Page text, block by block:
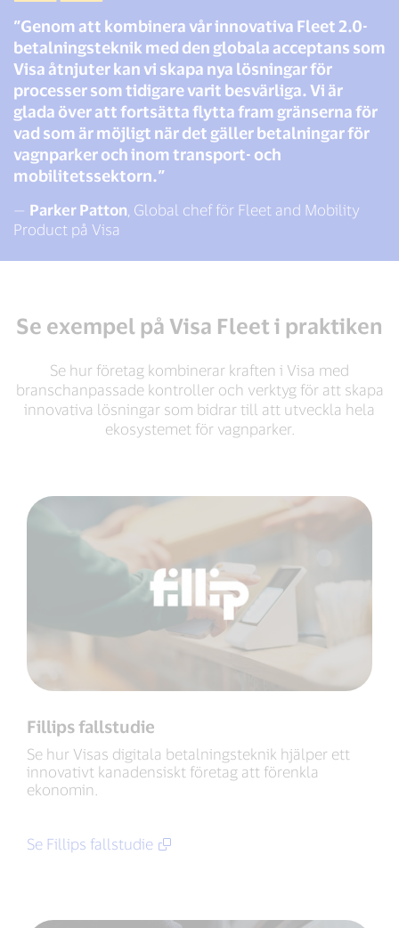
”Genom att kombinera vår innovativa Fleet 2.0-
betalningsteknik med den globala acceptans som
Visa åtnjuter kan vi skapa nya lösningar för
processer som tidigare varit besvärliga. Vi är
glada över att fortsätta flytta fram gränserna för
vad som är möjligt när det gäller betalningar för
vagnparker och inom transport- och
mobilitetssektorn.”
— Parker Patton , Global chef för Fleet and Mobility
Product på Visa
Se exempel på Visa Fleet i praktiken
Se hur företag kombinerar kraften i Visa med
branschanpassade kontroller och verktyg för att skapa
innovativa lösningar som bidrar till att utveckla hela
ekosystemet för vagnparker.
Fillips fallstudie
Se hur Visas digitala betalningsteknik hjälper ett
innovativt kanadensiskt företag att förenkla
ekonomin.
Se Fillips fallstudie